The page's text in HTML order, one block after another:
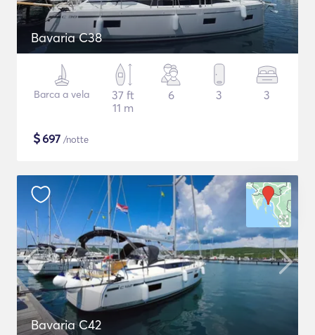
Bavaria C38
Barca a vela
37 ft
11 m
6 3 3
$697 /notte
Bavaria C42